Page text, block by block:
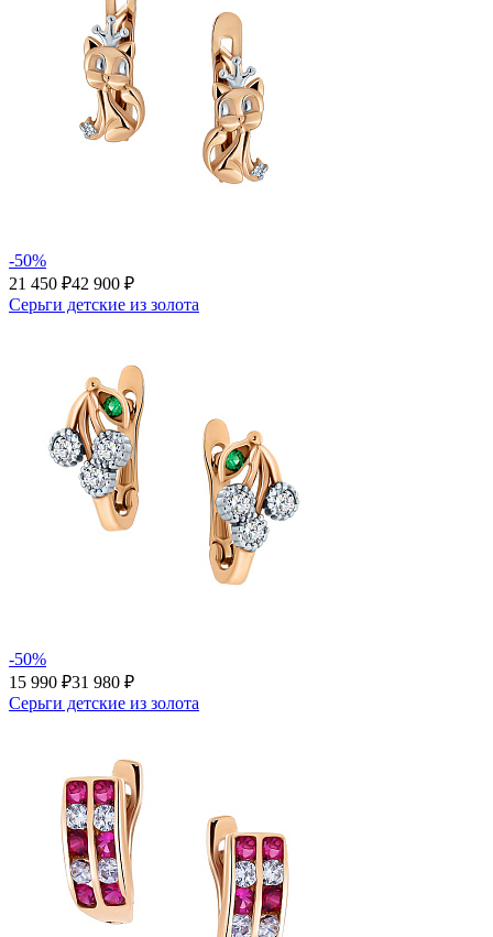
-50%
21 450 ₽42 900 ₽
Серьги детские из золота
-50%
15 990 ₽31 980 ₽
Серьги детские из золота